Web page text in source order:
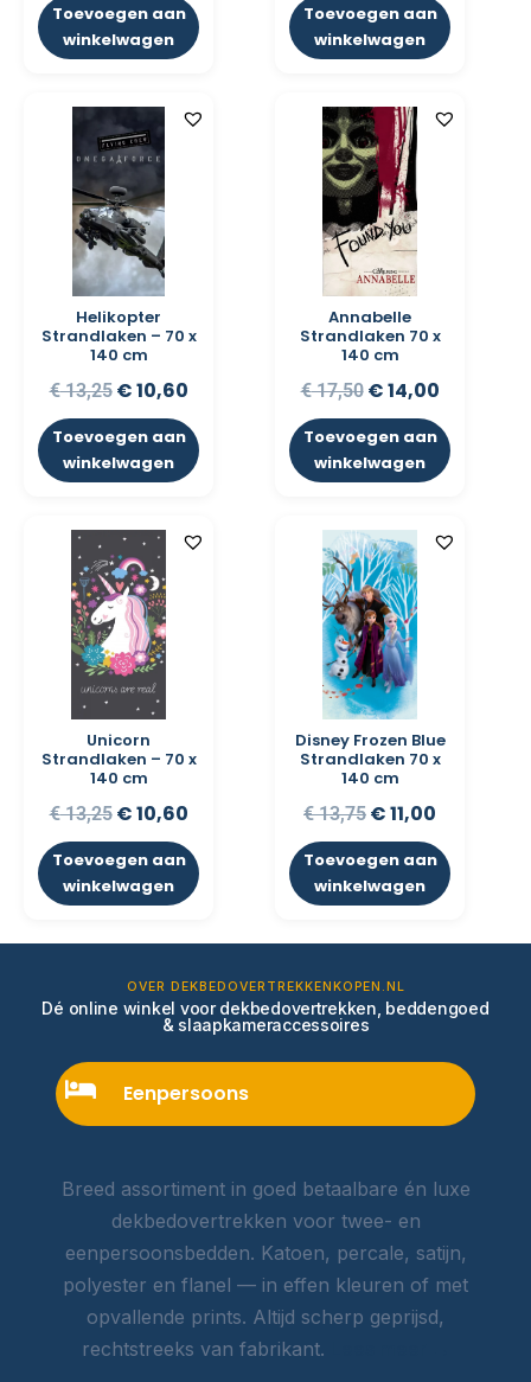
Toevoegen aan
winkelwagen
Toevoegen aan
winkelwagen
Helikopter
Strandlaken – 70 x
140 cm
€13,25 €10,60
Toevoegen aan
winkelwagen
Annabelle
Strandlaken 70 x
140 cm
€17,50 €14,00
Toevoegen aan
winkelwagen
Unicorn
Strandlaken – 70 x
140 cm
€13,25 €10,60
Toevoegen aan
winkelwagen
Disney Frozen Blue
Strandlaken 70 x
140 cm
€13,75 €11,00
Toevoegen aan
winkelwagen
OVER DEKBEDOVERTREKKENKOPEN.NL
Dé online winkel voor dekbedovertrekken, beddengoed
& slaapkameraccessoires
Eenpersoons
Breed assortiment in goed betaalbare én luxe
dekbedovertrekken voor twee- en
eenpersoonsbedden. Katoen, percale, satijn,
polyester en flanel — in effen kleuren of met
opvallende prints. Altijd scherp geprijsd,
rechtstreeks van fabrikant.